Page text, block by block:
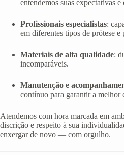
entendemos suas expectativas
Profissionais especialistas:
em diferentes tipos de prótese e
Materiais de alta qualidade:
incomparáveis.
Manutenção e
contínuo para garantir a melhor
Atendemos com hora marcada em
discrição e respeito à sua
enxergar de novo — com orgulho.